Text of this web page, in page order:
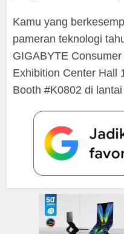
Kamu yang
pameran teknologi
GIGABYTE
Exhibition Center Hall
Booth #K0802 di lantai